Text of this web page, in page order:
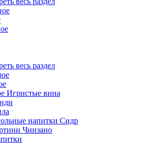
весь раздел
Игристые вина
напитки Сидр
Чинзано